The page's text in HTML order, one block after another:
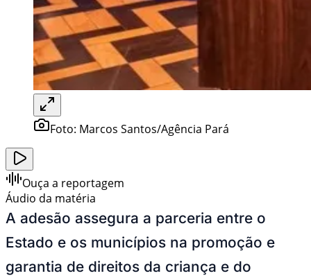
Foto: Marcos Santos/Agência Pará
Ouça a reportagem
Áudio da matéria
A adesão assegura a parceria entre o
Estado e os municípios na promoção e
garantia de direitos da criança e do